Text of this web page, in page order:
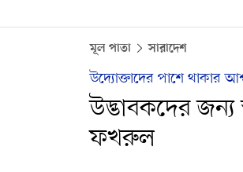
মূল পাতা সারাদেশ
উদ্যোক্তাদের পাশে থাকার
উদ্ভাবকদের জন্য
ফখরুল